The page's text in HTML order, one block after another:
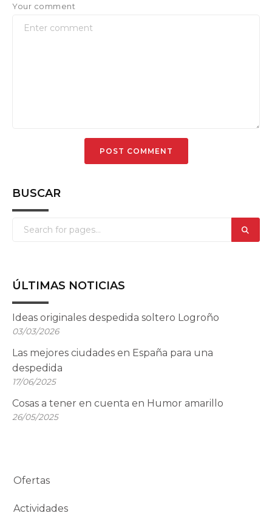
Your comment
BUSCAR
ÚLTIMAS NOTICIAS
Ideas originales despedida soltero Logroño
03/03/2026
Las mejores ciudades en España para una
despedida
17/06/2025
Cosas a tener en cuenta en Humor amarillo
26/05/2025
Ofertas
Actividades